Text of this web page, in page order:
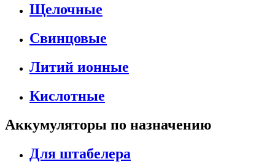
Щелочные
Свинцовые
Литий ионные
Кислотные
Аккумуляторы по назначению
Для штабелера